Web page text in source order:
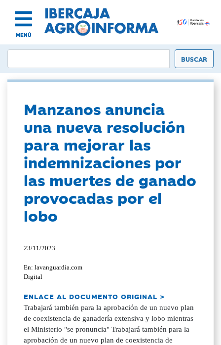
MENÚ
Manzanos anuncia
una nueva resolución
para mejorar las
indemnizaciones por
las muertes de ganado
provocadas por el
lobo
23/11/2023
En: lavanguardia.com
Digital
ENLACE AL DOCUMENTO ORIGINAL >
Trabajará también para la aprobación de un nuevo plan
de coexistencia de ganadería extensiva y lobo mientras
el Ministerio "se pronuncia" Trabajará también para la
aprobación de un nuevo plan de coexistencia de